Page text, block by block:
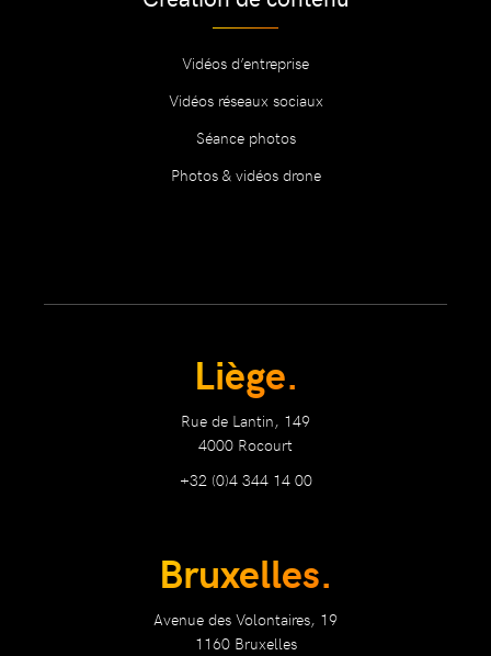
Vidéos d’entreprise
Vidéos réseaux sociaux
Séance photos
Photos & vidéos drone
Liège.
Rue de Lantin, 149
4000 Rocourt
+32 (0)4 344 14 00
Bruxelles.
Avenue des Volontaires, 19
1160 Bruxelles